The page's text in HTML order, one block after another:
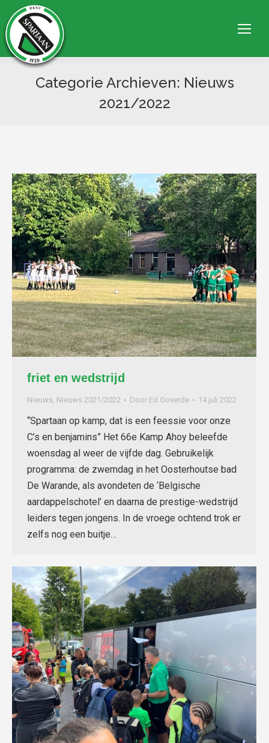
Categorie Archieven: Nieuws
2021/2022
friet en wedstrijd
Nieuws, Nieuws 2021/2022 Door Ed Goverde 14 juli 2022
“Spartaan op kamp, dat is een feessie voor onze
C’s en benjamins” Het 66e Kamp Ahoy beleefde
woensdag al weer de vijfde dag. Gebruikelijk
programma: de zwemdag in het Oosterhoutse bad
De Warande, als avondeten de ‘Belgische
aardappelschotel’ en daarna de prestige-wedstrijd
leiders tegen jongens. In de vroege ochtend trok er
zelfs nog een buitje…